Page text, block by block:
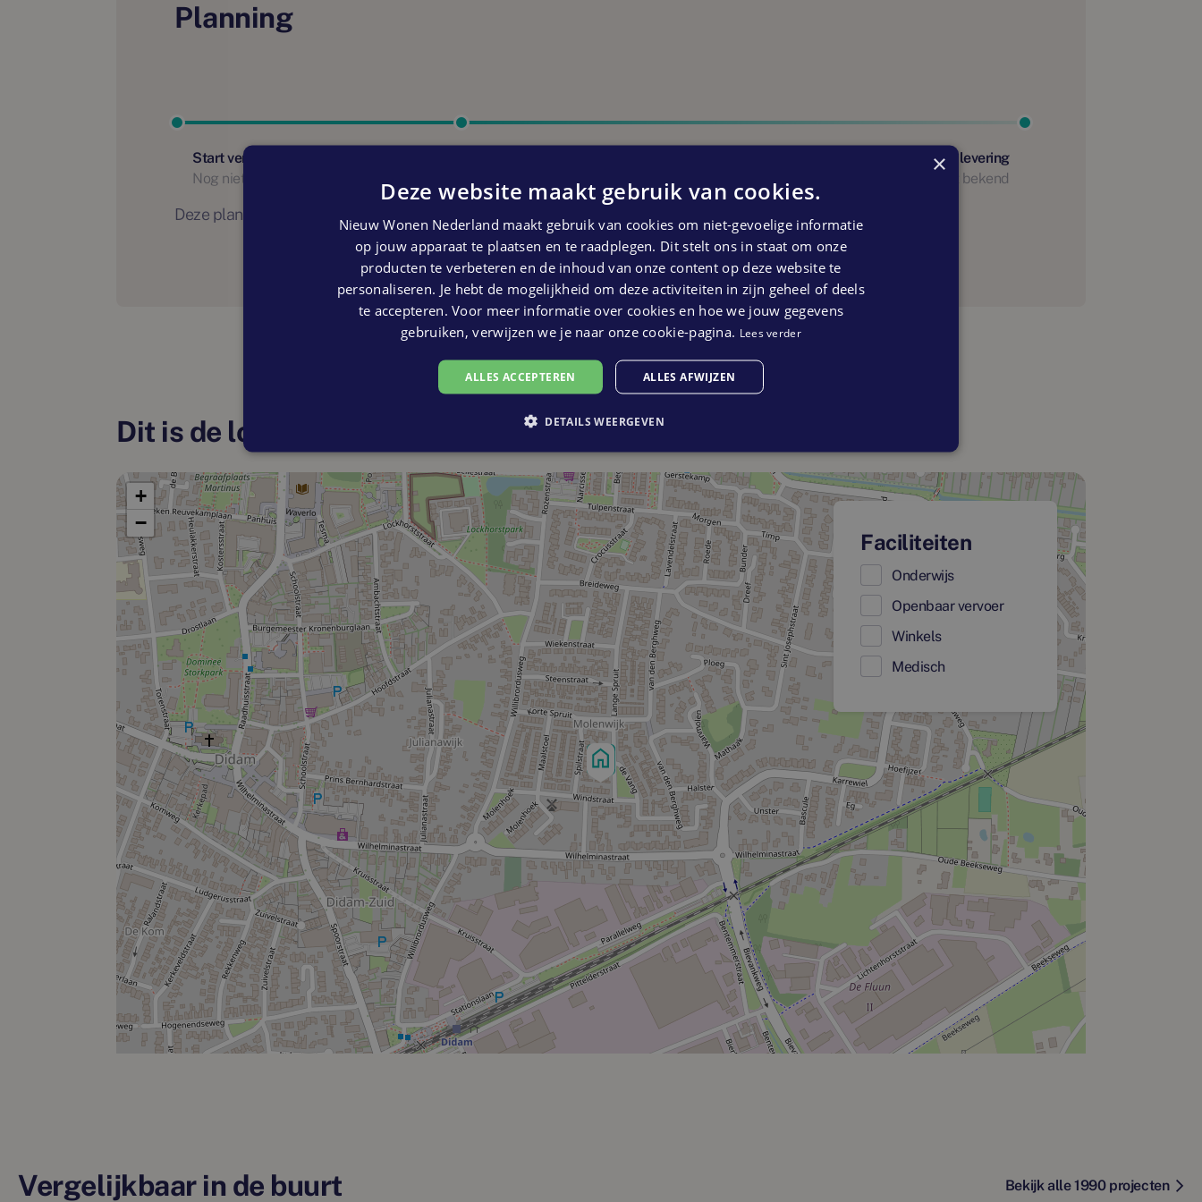
Planning
Start verhuur
Nog niet bekend
Start oplevering
Nog niet bekend
Deze planning is indicatief. Er kunnen geen rechten ontleend worden aan bovenstaande planning
Dit is de locatie
+
−
Faciliteiten
Onderwijs
Openbaar vervoer
Winkels
Medisch
Vergelijkbaar in de buurt Bekijk alle 1990 projecten
×
Deze website maakt gebruik van cookies.
Nieuw Wonen Nederland maakt gebruik van cookies om niet-gevoelige informatie
op jouw apparaat te plaatsen en te raadplegen. Dit stelt ons in staat om onze
producten te verbeteren en de inhoud van onze content op deze website te
personaliseren. Je hebt de mogelijkheid om deze activiteiten in zijn geheel of deels
te accepteren. Voor meer informatie over cookies en hoe we jouw gegevens
gebruiken, verwijzen we je naar onze cookie-pagina. Lees verder
ALLES ACCEPTEREN ALLES AFWIJZEN
DETAILS WEERGEVEN